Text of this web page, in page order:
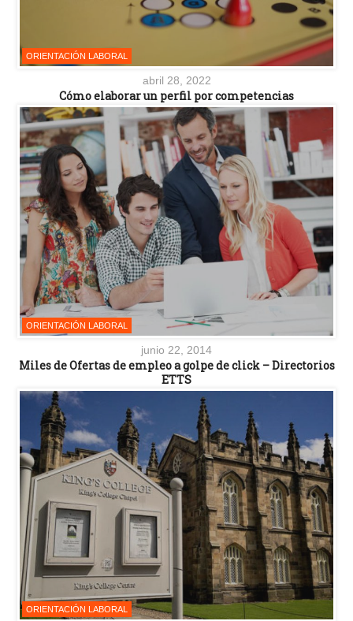
ORIENTACIÓN LABORAL
abril 28, 2022
Cómo elaborar un perfil por competencias
ORIENTACIÓN LABORAL
junio 22, 2014
Miles de Ofertas de empleo a golpe de click – Directorios
ETTS
ORIENTACIÓN LABORAL